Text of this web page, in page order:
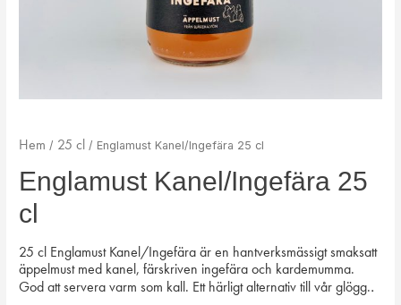
Hem / 25 cl / Englamust Kanel/Ingefära 25 cl
Englamust Kanel/Ingefära 25
cl
25 cl Englamust Kanel/Ingefära är en hantverksmässigt smaksatt
äppelmust med kanel, färskriven ingefära och kardemumma.
God att servera varm som kall. Ett härligt alternativ till vår glögg..